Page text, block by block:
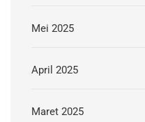
Mei 2025
April 2025
Maret 2025